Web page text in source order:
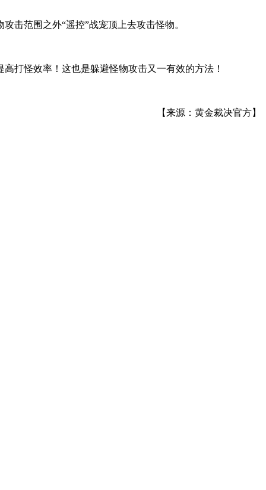
击范围之外“遥控”战宠顶上去攻击怪物。
打怪效率！这也是躲避怪物攻击又一有效的方法！
【来源：黄金裁决官方】